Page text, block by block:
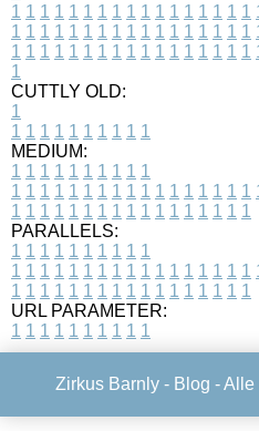
1 1 1 1 1 1 1 1 1 1 1 1 1 1 1 1 1
1 1 1 1 1 1 1 1 1 1 1 1 1 1 1 1 1
1 1 1 1 1 1 1 1 1 1 1 1 1 1 1 1 1
1
CUTTLY OLD:
1
1 1 1 1 1 1 1 1 1 1
MEDIUM:
1 1 1 1 1 1 1 1 1 1
1 1 1 1 1 1 1 1 1 1 1 1 1 1 1 1 1
1 1 1 1 1 1 1 1 1 1 1 1 1 1 1 1 1
PARALLELS:
1 1 1 1 1 1 1 1 1 1
1 1 1 1 1 1 1 1 1 1 1 1 1 1 1 1 1
1 1 1 1 1 1 1 1 1 1 1 1 1 1 1 1 1
URL PARAMETER:
1 1 1 1 1 1 1 1 1 1
Zirkus Barnly - Blog - Alle